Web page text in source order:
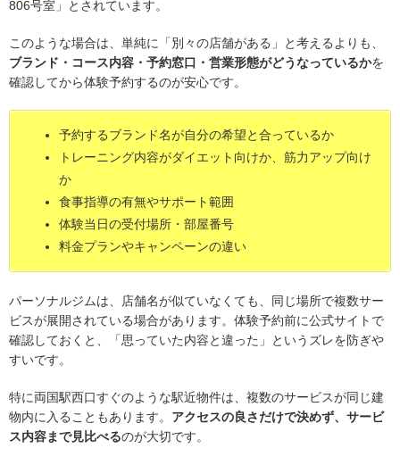
806号室」とされています。
このような場合は、単純に「別々の店舗がある」と考えるよりも、
ブランド・コース内容・予約窓口・営業形態がどうなっているかを
確認してから体験予約するのが安心です。
予約するブランド名が自分の希望と合っているか
トレーニング内容がダイエット向けか、筋力アップ向け
か
食事指導の有無やサポート範囲
体験当日の受付場所・部屋番号
料金プランやキャンペーンの違い
パーソナルジムは、店舗名が似ていなくても、同じ場所で複数サー
ビスが展開されている場合があります。体験予約前に公式サイトで
確認しておくと、「思っていた内容と違った」というズレを防ぎや
すいです。
特に両国駅西口すぐのような駅近物件は、複数のサービスが同じ建
物内に入ることもあります。 アクセスの良さだけで決めず、サービ
ス内容まで見比べるのが大切です。